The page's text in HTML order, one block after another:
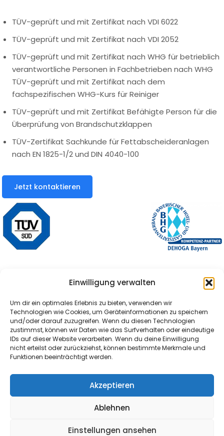
Einwilligung verwalten
Um dir ein optimales Erlebnis zu bieten, verwenden wir
Technologien wie Cookies, um Geräteinformationen zu speichern
und/oder darauf zuzugreifen. Wenn du diesen Technologien
zustimmst, können wir Daten wie das Surfverhalten oder eindeutige
IDs auf dieser Website verarbeiten. Wenn du deine Einwilligung
nicht erteilst oder zurückziehst, können bestimmte Merkmale und
Funktionen beeinträchtigt werden.
Akzeptieren
Ablehnen
Einstellungen ansehen
TÜV-geprüft und mit Zertifikat nach VDI 6022
TÜV-geprüft und mit Zertifikat nach VDI 2052
TÜV-geprüft und mit Zertifikat nach WHG für betrieblich
verantwortliche Personen in Fachbetrieben nach WHG
TÜV-geprüft und mit Zertifikat nach dem
fachspezifischen WHG-Kurs für Reiniger
TÜV-geprüft und mit Zertifikat Befähigte Person für die
Überprüfung von Brandschutzklappen
TÜV-Zertifikat Sachkunde für Fettabscheideranlagen
nach EN 1825-1/2 und DIN 4040-100
Jetzt kontaktieren